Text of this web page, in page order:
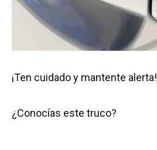
¡Ten cuidado y mantente alerta!
¿Conocías este truco?